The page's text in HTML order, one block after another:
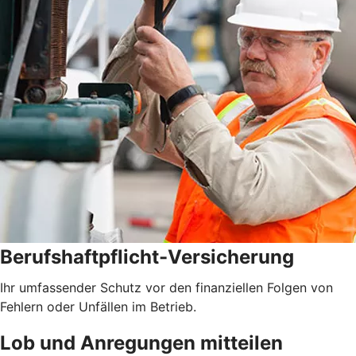
Berufshaftpflicht-Versicherung
Ihr umfassender Schutz vor den finanziellen Folgen von
Fehlern oder Unfällen im Betrieb.
Lob und Anregungen mitteilen